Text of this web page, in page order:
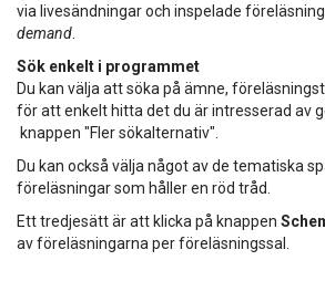
via livesändningar och inspelade
demand
Sök enkelt i programmet
Du kan välja att söka på ämne,
för att enkelt hitta det du är intresserad av
knappen "Fler sökalternativ".
Du kan också välja något av de tematiska
föreläsningar som håller en röd tråd.
Ett tredjesätt är att klicka på knappen
av föreläsningarna per föreläsningssal.